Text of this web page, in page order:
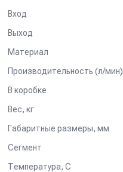
Вход
Выход
Материал
Производительность (л/мин)
В коробке
Вес, кг
Габаритные размеры, мм
Сегмент
Температура, C